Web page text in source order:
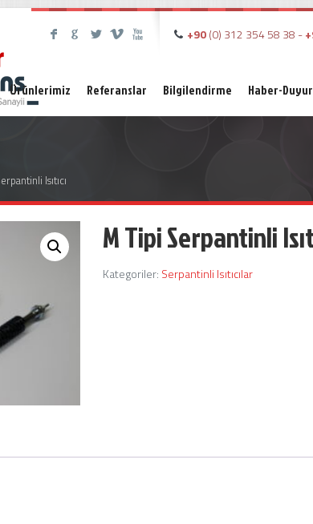
F G L V X +90(0) 312 354 58 38 -
Ürünlerimiz Referanslar Bilgilendirme Haber-
Isıtıcı
M Tipi Serpantinli
Kategoriler: Serpantinli Isıtıcılar